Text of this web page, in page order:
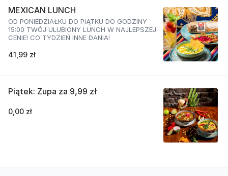
MEXICAN LUNCH
OD PONIEDZIAŁKU DO PIĄTKU DO GODZINY
15:00 TWÓJ ULUBIONY LUNCH W NAJLEPSZEJ
CENIE! CO TYDZIEŃ INNE DANIA!
41,99 zł
Piątek: Zupa za 9,99 zł
0,00 zł